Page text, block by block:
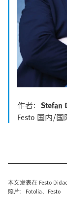
作者： Stefan
Festo 国内/
本文发表在 Festo
照片：Fotolia、Festo